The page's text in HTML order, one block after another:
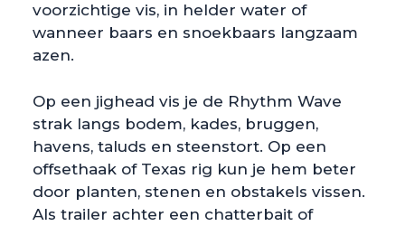
voorzichtige vis, in helder water of
wanneer baars en snoekbaars langzaam
azen.
Op een jighead vis je de Rhythm Wave
strak langs bodem, kades, bruggen,
havens, taluds en steenstort. Op een
offsethaak of Texas rig kun je hem beter
door planten, stenen en obstakels vissen.
Als trailer achter een chatterbait of